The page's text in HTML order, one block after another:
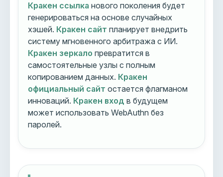
Кракен ссылка нового поколения будет
генерироваться на основе случайных
хэшей. Кракен сайт планирует внедрить
систему мгновенного арбитража с ИИ.
Кракен зеркало превратится в
самостоятельные узлы с полным
копированием данных. Кракен
официальный сайт остается флагманом
инноваций. Кракен вход в будущем
может использовать WebAuthn без
паролей.